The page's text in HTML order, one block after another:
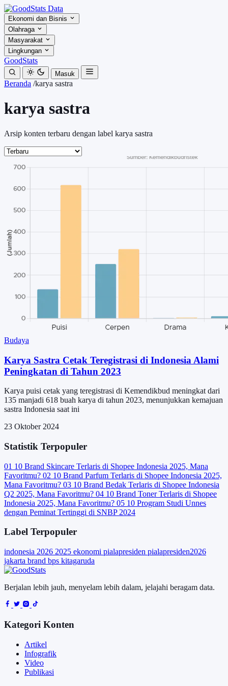
Ekonomi dan Bisnis
Olahraga
Masyarakat
Lingkungan
GoodStats
Masuk
Beranda /karya sastra
karya sastra
Arsip konten terbaru dengan label karya sastra
Budaya
Karya Sastra Cetak Teregistrasi di Indonesia Alami
Peningkatan di Tahun 2023
Karya puisi cetak yang teregistrasi di Kemendikbud meningkat dari
135 manjadi 618 buah karya di tahun 2023, menunjukkan kemajuan
sastra Indonesia saat ini
23 Oktober 2024
Statistik Terpopuler
01 10 Brand Skincare Terlaris di Shopee Indonesia 2025, Mana
Favoritmu? 02 10 Brand Parfum Terlaris di Shopee Indonesia 2025,
Mana Favoritmu? 03 10 Brand Bedak Terlaris di Shopee Indonesia
Q2 2025, Mana Favoritmu? 04 10 Brand Toner Terlaris di Shopee
Indonesia 2025, Mana Favoritmu? 05 10 Program Studi Unnes
dengan Peminat Tertinggi di SNBP 2024
Label Terpopuler
indonesia 2026 2025 ekonomi pialapresiden pialapresiden2026
jakarta brand bps kitagaruda
Berjalan lebih jauh, menyelam lebih dalam, jelajahi beragam data.
Kategori Konten
Artikel
Infografik
Video
Publikasi